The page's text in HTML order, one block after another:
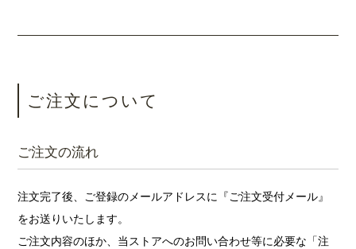
ご注文について
ご注文の流れ
注文完了後、ご登録のメールアドレスに『ご注文受付メール』
をお送りいたします。
ご注文内容のほか、当ストアへのお問い合わせ等に必要な「注